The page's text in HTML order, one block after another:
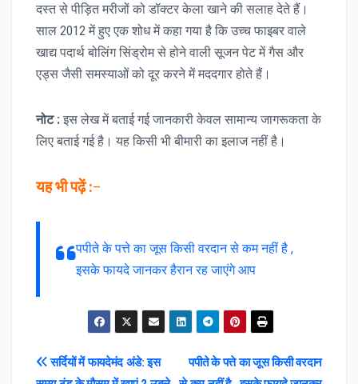
दस्त से पीड़ित मरीजों को डॉक्टर केला खाने की सलाह देते हैं।
साल 2012 में हुए एक शोध में कहा गया है कि उच्च फाइबर वाले
खाद्य पदार्थ बोलिंग सिंड्रोम से होने वाली सूजन पेट में गैस और
एड्स जैसी समस्याओं को दूर करने में मददगार होते हैं।
नोट : इस लेख में बताई गई जानकारी केवल सामान्य जागरूकता के
लिए बताई गई है। यह किसी भी बीमारी का इलाज नहीं है।
यहभी पढ़ें :–
पपीते के पत्ते का जूस किसी वरदान से कम नहीं है ,
इसके फायदे जानकर हैरान रह जाएंगे आप
Post
पपीते के पत्ते का जूस किसी वरदान
सर्दियों में फायदेमंद अंडे: इस